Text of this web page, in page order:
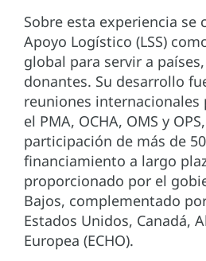
Sobre esta experiencia se
Apoyo Logístico (LSS)
global para servir a
donantes. Su desarrollo
reuniones
el PMA, OCHA, OMS y
participación de más de
financiamiento a largo
proporcionado por el
Bajos, complementado
Estados Unidos, Canadá,
Europea (ECHO).